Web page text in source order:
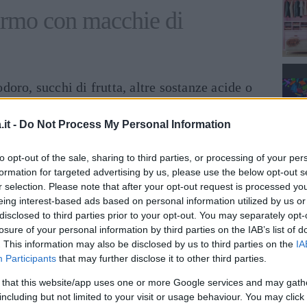
- Do Not Process My Personal Information
opt-out of the sale, sharing to third parties, or processing of your
for targeted advertising by us, please use the below opt-out
selection. Please note that after your opt-out request is processed
interest-based ads based on personal information utilized by us
to third parties prior to your opt-out. You may separately
of your personal information by third parties on the IAB’s list of
This information may also be disclosed by us to third parties on the
Participants that may further disclose it to other third parties.
that this website/app uses one or more Google services and may
but not limited to your visit or usage behaviour. You may
con macchie di
succhi di frutta, altre sostanze acide o
Queste macchie vanno asciugate
va lavata con sapone di Marsiglia e
bucato, non soda caustica. Potete ricorrere
con tre parti di bicarbonato e una di
Risciacquate bene.
con macchie di caffè
facilmente con succo di limone e sale da